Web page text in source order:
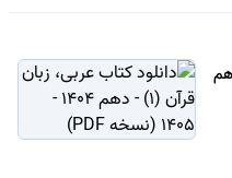
(1) - دهم